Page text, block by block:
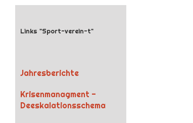
Links "Sport-verein-t"
Jahresberichte
Krisenmanagment -
Deeskalationsschema